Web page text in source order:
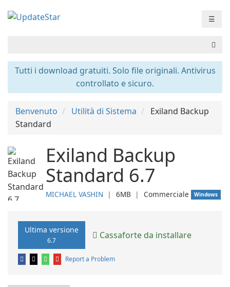
☰
Tutti i download gratuiti. Solo file originali. Antivirus
controllato e sicuro.
Benvenuto Utilità di Sistema
Exiland Backup
Standard
Exiland Backup
Standard 6.7
MICHAEL VASHIN ❘ 6MB ❘ Commerciale Windows
Ultima versione
6.7 Cassaforte da installare
Report a Problem